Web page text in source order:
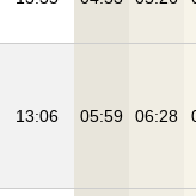
13:06 05:59 06:28